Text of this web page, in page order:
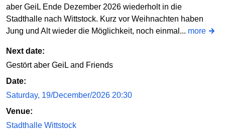
aber GeiL Ende Dezember 2026 wiederholt in die
Stadthalle nach Wittstock. Kurz vor Weihnachten haben
Jung und Alt wieder die Möglichkeit, noch einmal... more
Next date:
Gestört aber GeiL and Friends
Date:
Saturday, 19/December/2026 20:30
Venue:
Stadthalle Wittstock